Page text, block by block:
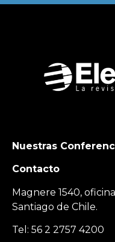
Nuestras
Contacto
Magnere 1540,
Santiago de Chile.
Tel: 56 2 2757 4200